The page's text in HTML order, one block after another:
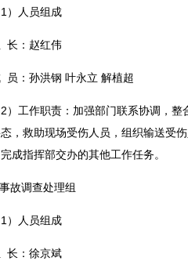
1）人员组成
长：赵红伟
员：孙洪钢 叶永立 解植超
2）工作职责：加强部门联系协调，
，救助现场受伤人员，组织输送受
成指挥部交办的其他工作任务。
故调查处理组
1）人员组成
长：徐京斌